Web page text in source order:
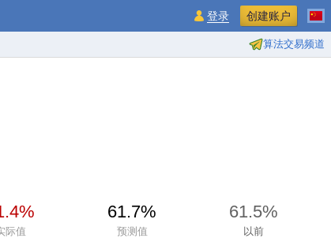
算法交易频道
登录 创建账户
61.7% 61.5%
际值 预测值 以前